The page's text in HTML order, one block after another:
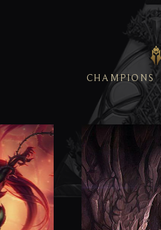
CHAMPIONS